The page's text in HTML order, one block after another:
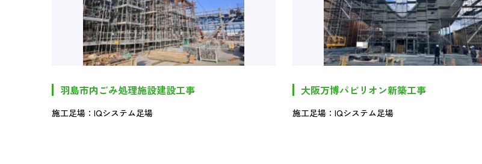
羽島市内ごみ処理施設建設工事
施工足場：IQシステム足場
大阪万博パビリオン新築工事
施工足場：IQシステム足場